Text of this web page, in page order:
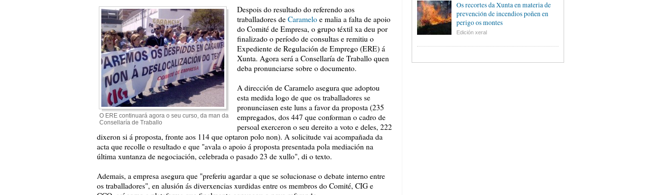
O ERE continuará agora o seu curso, da man da
Consellaría de Traballo
Despois do resultado do referendo aos
traballadores de Caramelo e malia a falta de apoio
do Comité de Empresa, o grupo téxtil xa deu por
finalizado o período de consultas e remitiu o
Expediente de Regulación de Emprego (ERE) á
Xunta. Agora será a Consellaría de Traballo quen
deba pronunciarse sobre o documento.
A dirección de Caramelo asegura que adoptou
esta medida logo de que os traballadores se
pronunciasen este luns a favor da proposta (235
empregados, dos 447 que conforman o cadro de
persoal exerceron o seu dereito a voto e deles, 222
dixeron si á proposta, fronte aos 114 que optaron polo non). A solicitude vai acompañada da
acta que recolle o resultado e que "avala o apoio á proposta presentada pola mediación na
última xuntanza de negociación, celebrada o pasado 23 de xullo", di o texto.
Ademais, a empresa asegura que "preferiu agardar a que se solucionase o debate interno entre
os traballadores", en alusión ás diverxencias xurdidas entre os membros do Comité, CIG e
Os recortes da Xunta en materia de
prevención de incendios poñen en
perigo os montes
Edición xeral